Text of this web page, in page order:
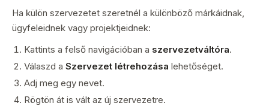
Ha külön szervezetet szeretnél a különböző márkáidnak,
ügyfeleidnek vagy projektjeidnek:
Kattints a felső navigációban a szervezetváltóra.
Válaszd a Szervezet létrehozása lehetőséget.
Adj meg egy nevet.
Rögtön át is vált az új szervezetre.